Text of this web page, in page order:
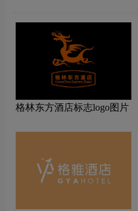
格林东方酒店标志logo图片